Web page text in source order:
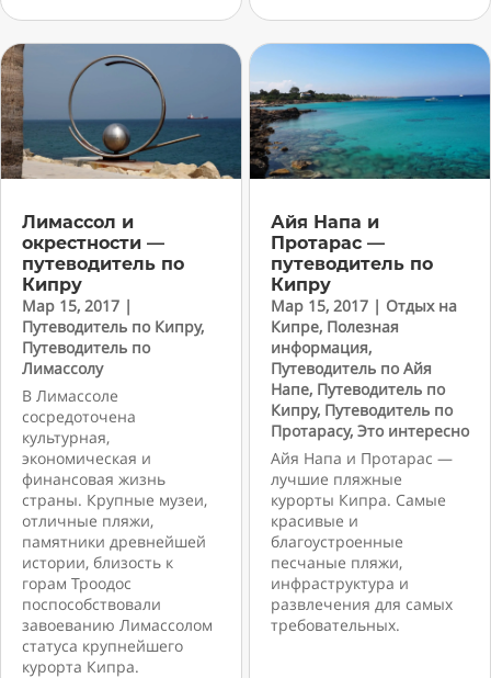
Лимассол и
окрестности —
путеводитель по
Кипру
Мар 15, 2017 |
Путеводитель по Кипру,
Путеводитель по
Лимассолу
В Лимассоле
сосредоточена
культурная,
экономическая и
финансовая жизнь
страны. Крупные музеи,
отличные пляжи,
памятники древнейшей
истории, близость к
горам Троодос
поспособствовали
завоеванию Лимассолом
статуса крупнейшего
курорта Кипра.
Айя Напа и
Протарас —
путеводитель по
Кипру
Мар 15, 2017 | Отдых на
Кипре, Полезная
информация,
Путеводитель по Айя
Напе, Путеводитель по
Кипру, Путеводитель по
Протарасу, Это интересно
Айя Напа и Протарас —
лучшие пляжные
курорты Кипра. Самые
красивые и
благоустроенные
песчаные пляжи,
инфраструктура и
развлечения для самых
требовательных.